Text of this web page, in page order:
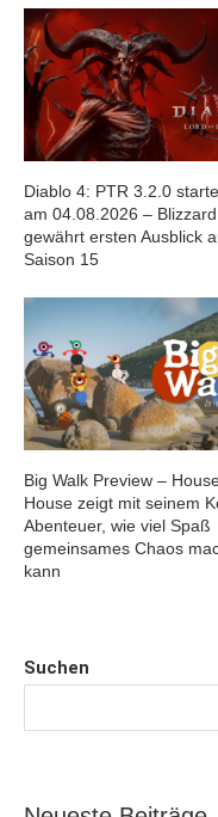
Suchen
Diablo 4: PTR 3.2.0
am 04.08.2026 – Blizzard
gewährt ersten Ausblick
Saison 15
Big Walk Preview –
House zeigt mit seinem
Abenteuer, wie viel Spaß
gemeinsames Chaos
kann